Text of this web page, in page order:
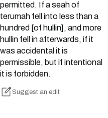
permitted. If a seah of
terumah fell into less than a
hundred [of hullin], and more
hullin fell in afterwards, if it
was accidental it is
permissible, but if intentional
it is forbidden.
Suggest an edit